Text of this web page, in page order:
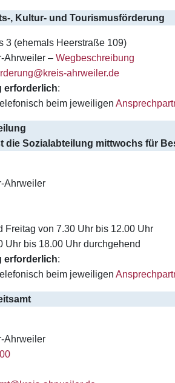
, Kultur- und Tourismusförderung
3 (ehemals Heerstraße 109)
Ahrweiler – Wegbeschreibung
ahrweiler.de
erforderlich:
beim jeweiligen
die Sozialabteilung mittwochs für
Ahrweiler
Freitag von 7.30 Uhr bis 12.00 Uhr
Uhr bis 18.00 Uhr durchgehend
erforderlich:
beim jeweiligen
Ahrweiler